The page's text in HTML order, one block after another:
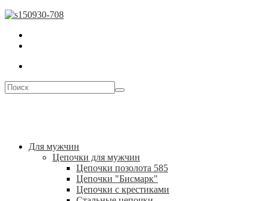
Для мужчин
Цепочки для мужчин
Цепочки позолота 585
Цепочки "Бисмарк"
Цепочки с крестиками